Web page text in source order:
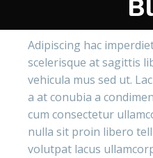
Adipiscing hac
scelerisque at sagittis
vehicula mus sed ut.
a at conubia a
cum consectetur
nulla sit proin libero
volutpat lacus